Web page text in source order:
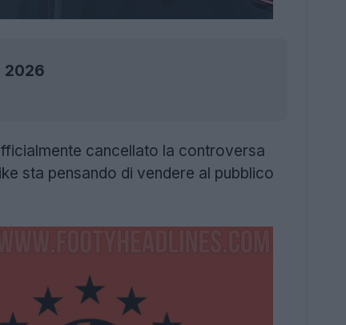
2026
cancellato la controversa
sta pensando di vendere al pubblico